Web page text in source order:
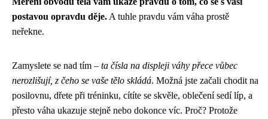
postavou opravdu děje. A tuhle pravdu vám váha prostě
neřekne.
Zamyslete se nad tím – ta čísla na displeji váhy přece vůbec
nerozlišují, z čeho se vaše tělo skládá. Možná jste začali chodit na
posilovnu, dřete při tréninku, cítíte se skvěle, oblečení sedí líp, a
přesto váha ukazuje stejně nebo dokonce víc. Proč? Protože